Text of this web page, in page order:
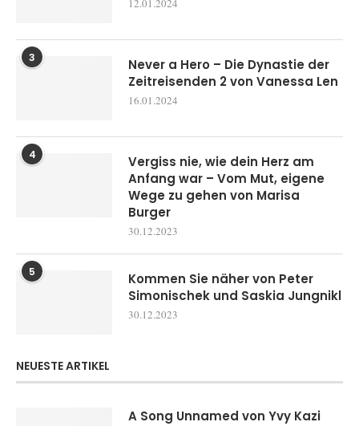
12.01.2024
3
Never a Hero – Die Dynastie der
Zeitreisenden 2 von Vanessa Len
16.01.2024
4
Vergiss nie, wie dein Herz am
Anfang war – Vom Mut, eigene
Wege zu gehen von Marisa
Burger
30.12.2023
5
Kommen Sie näher von Peter
Simonischek und Saskia Jungnikl
30.12.2023
NEUESTE ARTIKEL
A Song Unnamed von Yvy Kazi